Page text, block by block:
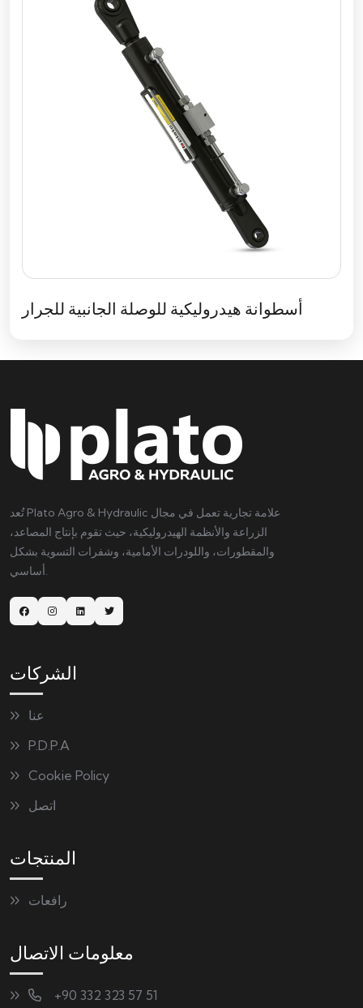
أسطوانة هيدروليكية للوصلة الجانبية للجرار
تُعد Plato Agro & Hydraulic علامة تجارية تعمل في مجال
الزراعة والأنظمة الهيدروليكية، حيث تقوم بإنتاج المصاعد،
والمقطورات، واللودرات الأمامية، وشفرات التسوية بشكل
أساسي.
الشركات
عنا
P.D.P.A
Cookie Policy
اتصل
المنتجات
رافعات
معلومات الاتصال
+90 332 323 57 51